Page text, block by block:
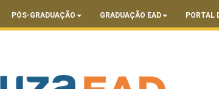
PÓS-GRADUAÇÃO GRADUAÇÃO EAD PORTAL